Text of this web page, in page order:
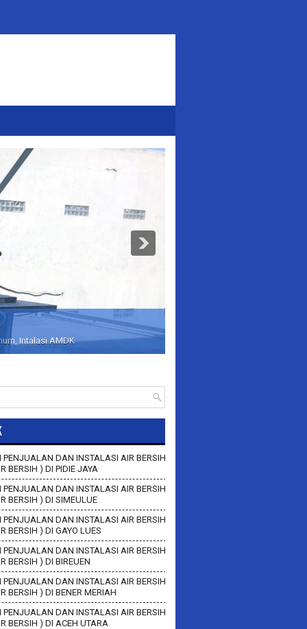
Intalasi AMDK
PENJUALAN DAN INSTALASI AIR BERSIH
BERSIH ) DI PIDIE JAYA
PENJUALAN DAN INSTALASI AIR BERSIH
BERSIH ) DI SIMEULUE
PENJUALAN DAN INSTALASI AIR BERSIH
BERSIH ) DI GAYO LUES
PENJUALAN DAN INSTALASI AIR BERSIH
BERSIH ) DI BIREUEN
PENJUALAN DAN INSTALASI AIR BERSIH
BERSIH ) DI BENER MERIAH
PENJUALAN DAN INSTALASI AIR BERSIH
BERSIH ) DI ACEH UTARA